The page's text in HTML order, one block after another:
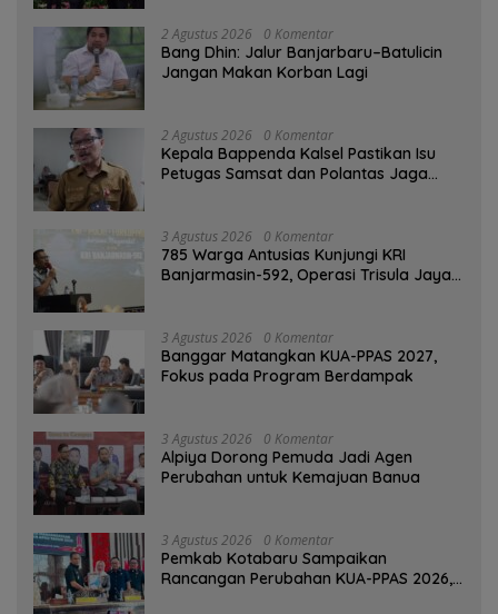
2 Agustus 2026 0 Komentar
Bang Dhin: Jalur Banjarbaru–Batulicin
Jangan Makan Korban Lagi
2 Agustus 2026 0 Komentar
Kepala Bappenda Kalsel Pastikan Isu
Petugas Samsat dan Polantas Jaga
3 Agustus 2026 0 Komentar
785 Warga Antusias Kunjungi KRI
Banjarmasin-592, Operasi Trisula Jaya
3 Agustus 2026 0 Komentar
‎Banggar Matangkan KUA-PPAS 2027,
Fokus pada Program Berdampak
3 Agustus 2026 0 Komentar
‎Alpiya Dorong Pemuda Jadi Agen
Perubahan untuk Kemajuan Banua ‎
3 Agustus 2026 0 Komentar
Pemkab Kotabaru Sampaikan
Rancangan Perubahan KUA-PPAS 2026,